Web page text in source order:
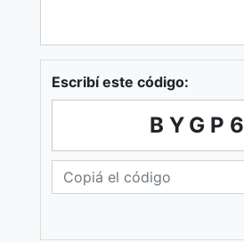
Escribí este código:
BYGP6